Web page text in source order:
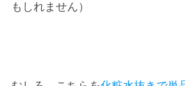
もしれません）